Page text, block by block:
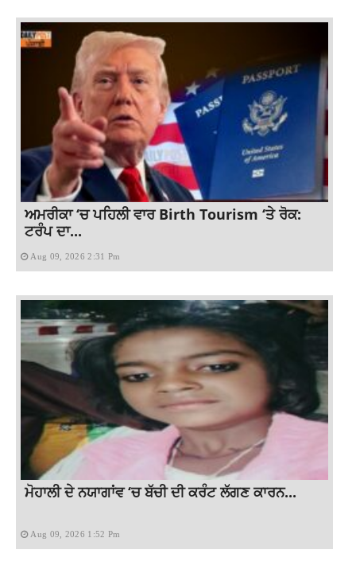
ਅਮਰੀਕਾ ‘ਚ ਪਹਿਲੀ ਵਾਰ Birth Tourism ‘ਤੇ ਰੋਕ:
ਟਰੰਪ ਦਾ...
Aug 09, 2026 2:31 Pm
ਮੋਹਾਲੀ ਦੇ ਨਯਾਗਾਂਵ ‘ਚ ਬੱਚੀ ਦੀ ਕਰੰਟ ਲੱਗਣ ਕਾਰਨ...
Aug 09, 2026 1:52 Pm